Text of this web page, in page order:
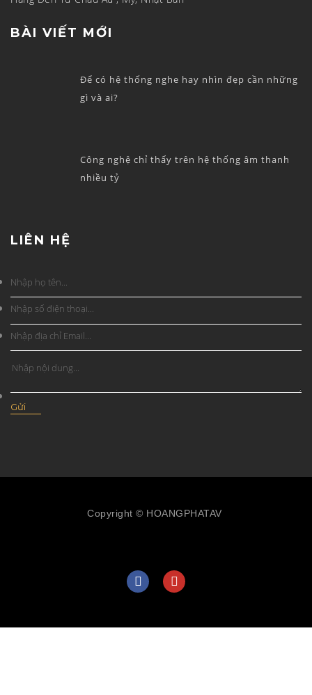
BÀI VIẾT MỚI
Để có hệ thống nghe hay nhìn đẹp cần những
gì và ai?
Công nghệ chỉ thấy trên hệ thống âm thanh
nhiều tỷ
LIÊN HỆ
Copyright © HOANGPHATAV